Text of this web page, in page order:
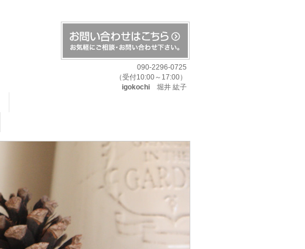
090-2296-0725
（受付10:00～17:00）
igokochi 堀井 紘子